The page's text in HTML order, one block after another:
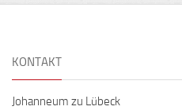
KONTAKT
Johanneum zu Lübeck